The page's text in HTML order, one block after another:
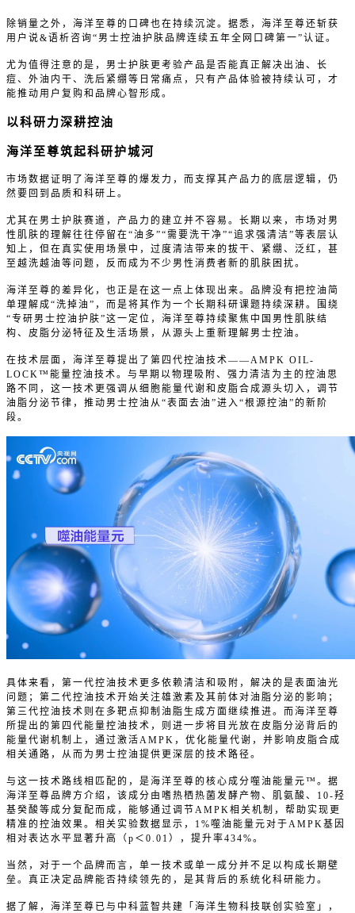
除销量之外，海洋至尊的口碑也在持续沉淀。据悉，海洋至尊还斩获
用户说&语析咨询“男士控油护肤品牌连续五年全网口碑第一”认证。
尤为值得注意的是，男士护肤更考验产品是否能真正解决出油、长
痘、外油内干、洗后紧绷等日常痛点，只有产品体验被持续认可，才
能推动用户复购和品牌心智形成。
以科研力深耕控油
海洋至尊筑起科研护城河
市场数据证明了海洋至尊的爆发力，而支撑其产品力的底层逻辑，仍
然要回到品质和科研上。
尤其在男士护肤赛道，产品力的建立并不容易。长期以来，市场对男
性肌肤的理解往往停留在“油多”“需要洗干净”“追求强清洁”等表层认
知上，但在真实使用场景中，过度清洁带来的拔干、紧绷、泛红，甚
至越洗越油等问题，反而成为不少男性消费者新的肌肤困扰。
海洋至尊的差异化，也正是在这一点上体现出来。品牌没有把控油简
单理解成“洗掉油”，而是将其作为一个长期科研课题持续深耕。围绕
“专研男士控油护肤”这一定位，海洋至尊持续聚焦中国男性肌肤结
构、皮脂分泌特征及生活场景，从源头上重新理解男士控油。
在技术层面，海洋至尊提出了第四代控油技术——AMPK OIL-
LOCK™能量控油技术。与早期以物理吸附、强力清洁为主的控油思
路不同，这一技术更强调从细胞能量代谢和皮脂合成源头切入，调节
油脂分泌节律，推动男士控油从“表面去油”进入“根源控油”的新阶
段。
具体来看，第一代控油技术更多依赖清洁和吸附，解决的是表面油光
问题；第二代控油技术开始关注雄激素及其前体对油脂分泌的影响；
第三代控油技术则在多靶点抑制油脂生成方面继续推进。而海洋至尊
所提出的第四代能量控油技术，则进一步将目光放在皮脂分泌背后的
能量代谢机制上，通过激活AMPK，优化能量代谢，并影响皮脂合成
相关通路，从而为男士控油提供更深层的技术路径。
与这一技术路线相匹配的，是海洋至尊的核心成分噬油能量元™。据
海洋至尊品牌方介绍，该成分由嗜热栖热菌发酵产物、肌氨酸、10-羟
基癸酸等成分复配而成，能够通过调节AMPK相关机制，帮助实现更
精准的控油效果。相关实验数据显示，1%噬油能量元对于AMPK基因
相对表达水平显著升高（p＜0.01），提升率434%。
当然，对于一个品牌而言，单一技术或单一成分并不足以构成长期壁
垒。真正决定品牌能否持续领先的，是其背后的系统化科研能力。
据了解，海洋至尊已与中科蓝智共建「海洋生物科技联创实验室」，